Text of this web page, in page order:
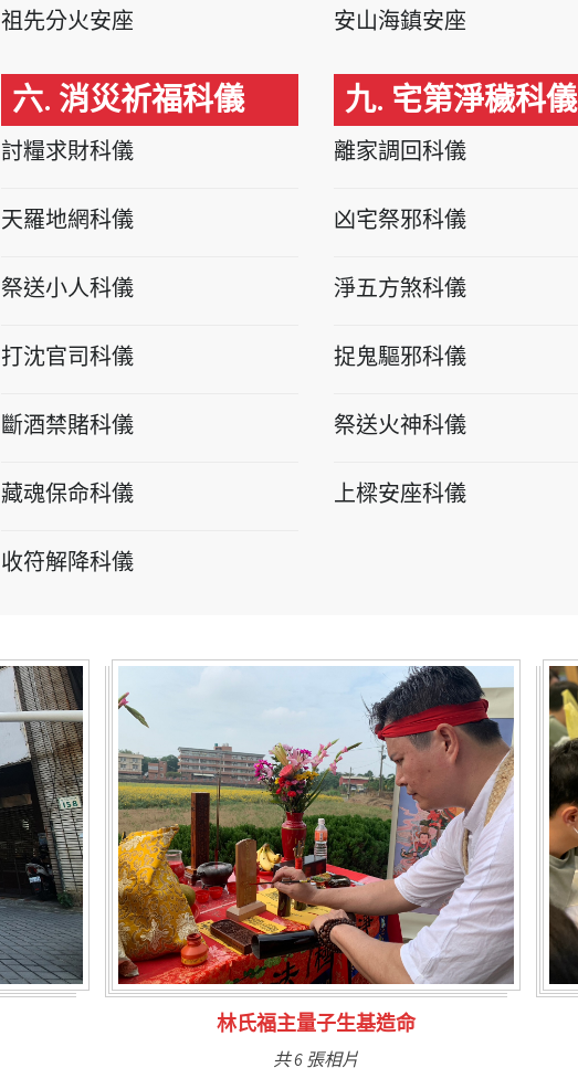
祖先分火安座
六. 消災祈福科儀
討糧求財科儀
天羅地網科儀
祭送小人科儀
打沈官司科儀
斷酒禁賭科儀
藏魂保命科儀
收符解降科儀
安山海鎮安座
九. 宅第淨穢科儀
離家調回科儀
凶宅祭邪科儀
淨五方煞科儀
捉鬼驅邪科儀
祭送火神科儀
上樑安座科儀
台南永康風水鑑定
共 9 張相片